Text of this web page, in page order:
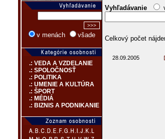
v menách všade
.: VEDA A VZDELANIE
.: SPOLOČNOSŤ
.: POLITIKA
.: UMENIE A KULTÚRA
.: ŠPORT
.: MÉDIÁ
.: BIZNIS A PODNIKANIE
Vyhľadávanie
Celkový počet
28.09.2005